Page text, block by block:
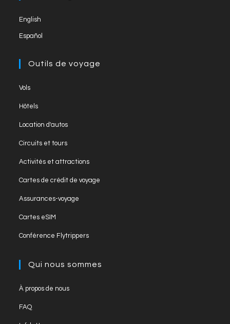
English
Español
Outils de voyage
Vols
Hôtels
Location d'autos
Circuits et tours
Activités et attractions
Cartes de crédit de voyage
Assurances-voyage
Cartes eSIM
Conférence Flytrippers
Qui nous sommes
À propos de nous
FAQ